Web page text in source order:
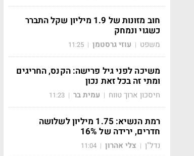
חוב מזונות של 1.9 מיליון שקל התברר
כשגוי ונמחק
משפט | עוזי גרסטמן |
11:25
משיכה לפני גיל פרישה: הקנס, החריגים
ומתי זה בכל זאת נכון
חיסכון ארוך טווח | עמית בר |
11:23
רמת הנשיא: 1.75 מיליון לשלושה
חדרים, ירידה של 16%
נדל"ן | צלי אהרון |
11:04